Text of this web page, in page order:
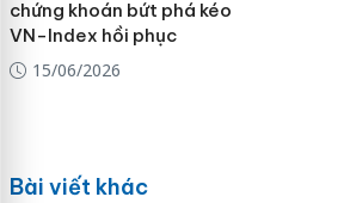
chứng khoán bứt phá kéo
VN-Index hồi phục
15/06/2026
Bài viết khác